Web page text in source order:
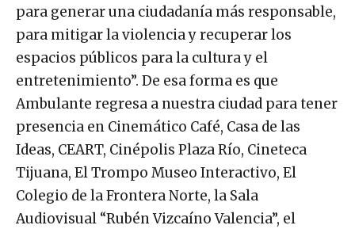
para generar una ciudadanía más responsable,
para mitigar la violencia y recuperar los
espacios públicos para la cultura y el
entretenimiento”. De esa forma es que
Ambulante regresa a nuestra ciudad para tener
presencia en Cinemático Café, Casa de las
Ideas, CEART, Cinépolis Plaza Río, Cineteca
Tijuana, El Trompo Museo Interactivo, El
Colegio de la Frontera Norte, la Sala
Audiovisual “Rubén Vizcaíno Valencia”, el